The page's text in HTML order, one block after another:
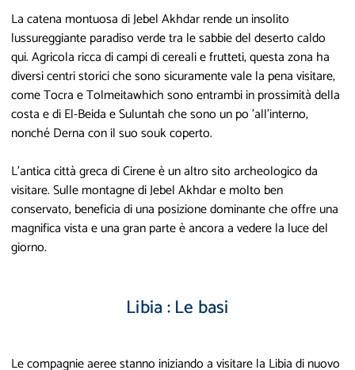
La catena montuosa di Jebel Akhdar rende un insolito
lussureggiante paradiso verde tra le sabbie del deserto caldo
qui. Agricola ricca di campi di cereali e frutteti, questa zona ha
diversi centri storici che sono sicuramente vale la pena visitare,
come Tocra e Tolmeitawhich sono entrambi in prossimità della
costa e di El-Beida e Suluntah che sono un po 'all'interno,
nonché Derna con il suo souk coperto.
L'antica città greca di Cirene è un altro sito archeologico da
visitare. Sulle montagne di Jebel Akhdar e molto ben
conservato, beneficia di una posizione dominante che offre una
magnifica vista e una gran parte è ancora a vedere la luce del
giorno.
Libia : Le basi
Le compagnie aeree stanno iniziando a visitare la Libia di nuovo